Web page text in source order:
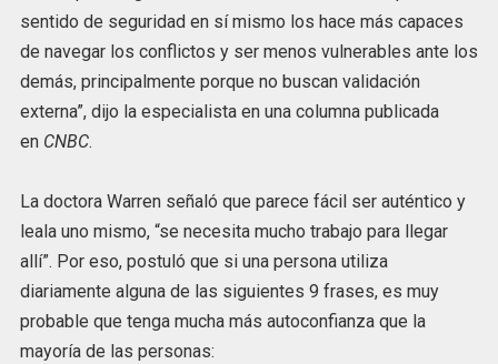
sentido de seguridad en sí mismo los hace más capaces
de navegar los conflictos y ser menos vulnerables ante los
demás, principalmente porque no buscan validación
externa”, dijo la especialista en una columna publicada
en CNBC.
La doctora Warren señaló que parece fácil ser auténtico y
leala uno mismo, “se necesita mucho trabajo para llegar
allí”. Por eso, postuló que si una persona utiliza
diariamente alguna de las siguientes 9 frases, es muy
probable que tenga mucha más autoconfianza que la
mayoría de las personas: